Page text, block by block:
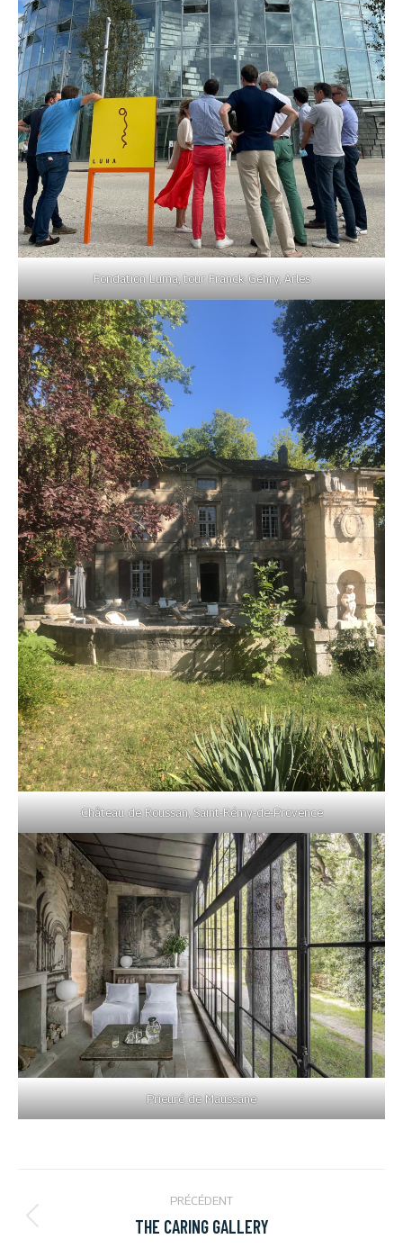
Fondation Luma, tour Franck Gehry, Arles
Château de Roussan, Saint-Rémy-de-Provence
Prieuré de Maussane
DE
PRÉCÉDENT
Onglet
THE CARING GALLERY